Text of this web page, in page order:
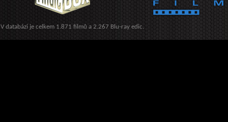
V databázi je celkem 1.871 filmů a 2.267 Blu-ray edic.